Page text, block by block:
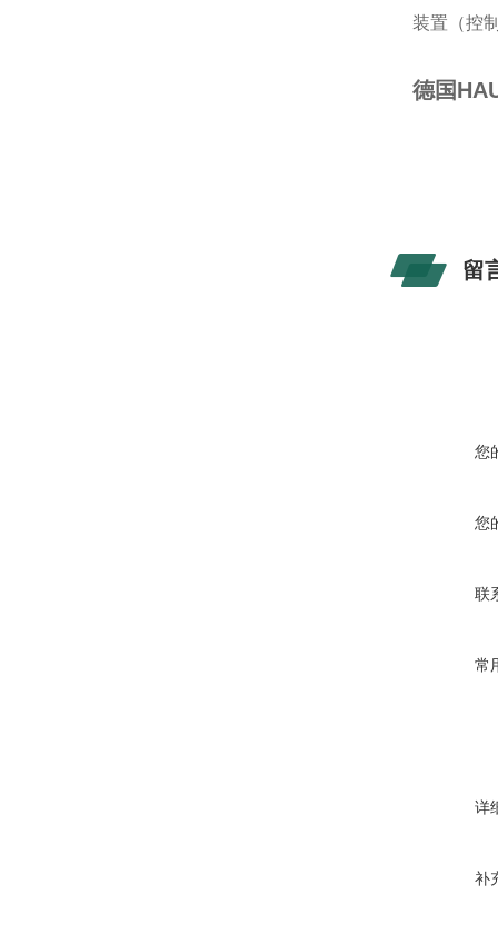
装置（控
德国
留
您
您
联
常
详
补